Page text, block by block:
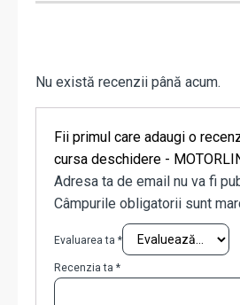
Nu există recenzii până acum.
Fii primul care adaugi o
cursa deschidere -
Adresa ta de email nu va fi
Câmpurile obligatorii sunt
Evaluarea ta *
Recenzia ta *